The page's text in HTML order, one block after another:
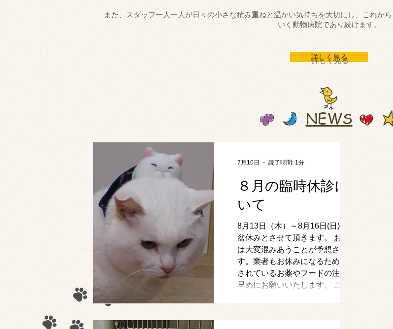
また、スタッフ一人一人が日々の小さな積み重ねと温かい気持ちを大切にし、
これか
いく動物病院であり続けます。
詳しく見る
詳しく見る
NEWS
８月の臨時休診につ
いて
8月13日（木）～8月16日(日)までお
盆休みとさせて頂きます。 お盆前
は大変混みあうことが予想されま
す。業者もお休みになるため、継続
されているお薬やフードの注文はお
早めにお願いいたします。 ご迷惑
さいという通知を送られていない方
7月10日 読了時間: 1分